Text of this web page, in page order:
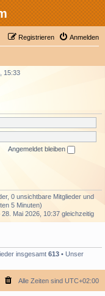
Anmelden
Registrieren
15:33
Angemeldet bleiben
0 unsichtbare Mitglieder und
5 Minuten)
Mai 2026, 10:37 gleichzeitig
insgesamt 613 • Unser
Alle Zeiten sind UTC+02:00